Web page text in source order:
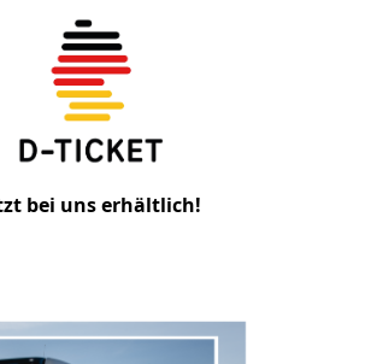
bei uns erhältlich!